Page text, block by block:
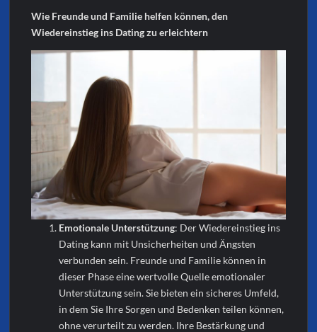
Wie Freunde und Familie helfen können, den
Wiedereinstieg ins Dating zu erleichtern
Emotionale Unterstützung: Der Wiedereinstieg ins
Dating kann mit Unsicherheiten und Ängsten
verbunden sein. Freunde und Familie können in
dieser Phase eine wertvolle Quelle emotionaler
Unterstützung sein. Sie bieten ein sicheres Umfeld,
in dem Sie Ihre Sorgen und Bedenken teilen können,
ohne verurteilt zu werden. Ihre Bestärkung und